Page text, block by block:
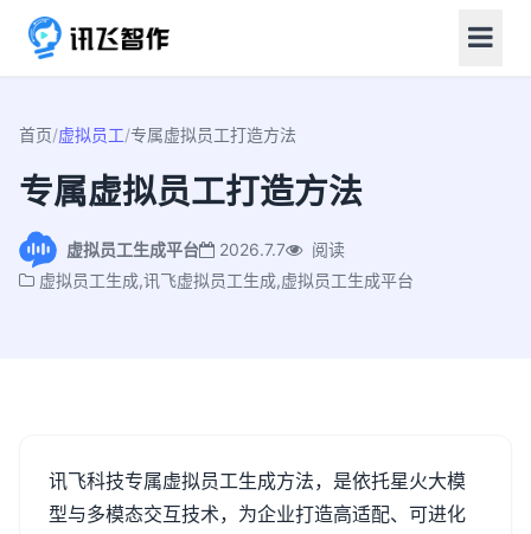
首页/虚拟员工/专属虚拟员工打造方法
专属虚拟员工打造方法
虚拟员工生成平台 2026.7.7
阅读
虚拟员工生成,讯飞虚拟员工生成,虚拟员工生成平台
讯飞科技专属虚拟员工生成方法，是依托星火大模
型与多模态交互技术，为企业打造高适配、可进化